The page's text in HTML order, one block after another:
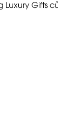
Gifts